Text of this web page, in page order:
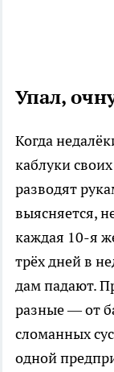
Упал,
Когда
каблуки
разводят
выясняется,
каждая 10-я
трёх дней в
дам падают.
разные — от
сломанных
одной